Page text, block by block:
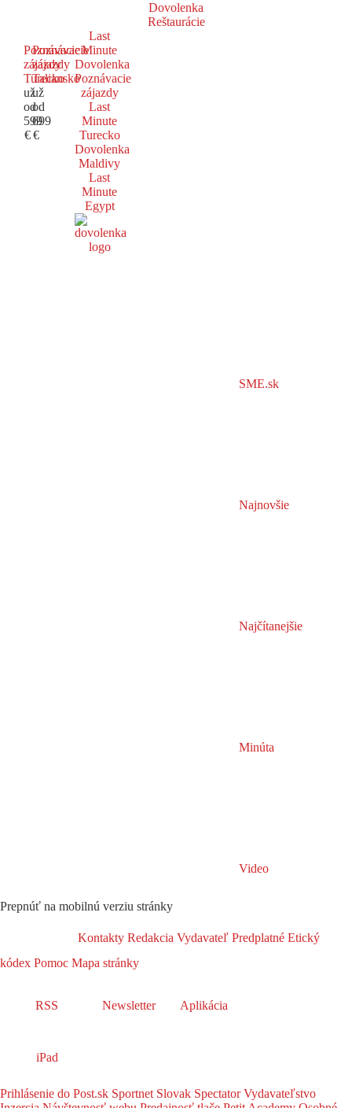
Dovolenka
Reštaurácie
Poznávacie
zájazdy
Turecko
už
od
599
€
Poznávacie
zájazdy
Taliansko
už
od
699
€
Last
Minute
Dovolenka
Poznávacie
zájazdy
Last
Minute
Turecko
Dovolenka
Maldivy
Last
Minute
Egypt
SME.sk
Najnovšie
Najčítanejšie
Minúta
Video
Prepnúť na mobilnú verziu stránky
Kontakty Redakcia Vydavateľ Predplatné Etický
kódex Pomoc Mapa stránky
RSS Newsletter Aplikácia
iPad
Prihlásenie do Post.sk Sportnet Slovak SpectatorVydavateľstvo